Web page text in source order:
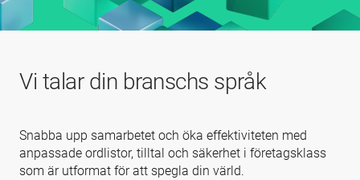
Vi talar din branschs språk
Snabba upp samarbetet och öka effektiviteten med
anpassade ordlistor, tilltal och säkerhet i företagsklass
som är utformat för att spegla din värld.